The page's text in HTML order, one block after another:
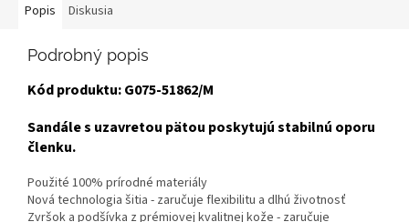
Popis Diskusia
Podrobný popis
Kód produktu: G075-51862/M
Sandále s uzavretou pätou poskytujú stabilnú oporu
členku.
Použité 100% prírodné materiály
Nová technologia šitia - zaručuje flexibilitu a dlhú životnosť
Zvršok a podšívka z prémiovej kvalitnej kože - zaručuje